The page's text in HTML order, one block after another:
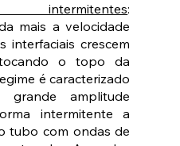
intermitentes:
mais a velocidade
interfaciais crescem
o topo da
é caracterizado
amplitude
intermitente a
tubo com ondas de